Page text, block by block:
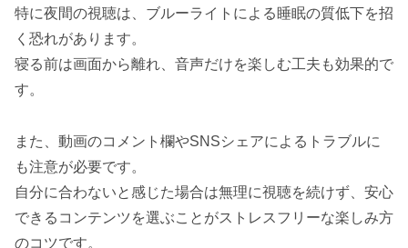
特に夜間の視聴は、ブルーライトによる睡眠の質低下を招
く恐れがあります。
寝る前は画面から離れ、音声だけを楽しむ工夫も効果的で
す。
また、動画のコメント欄やSNSシェアによるトラブルに
も注意が必要です。
自分に合わないと感じた場合は無理に視聴を続けず、安心
できるコンテンツを選ぶことがストレスフリーな楽しみ方
のコツです。